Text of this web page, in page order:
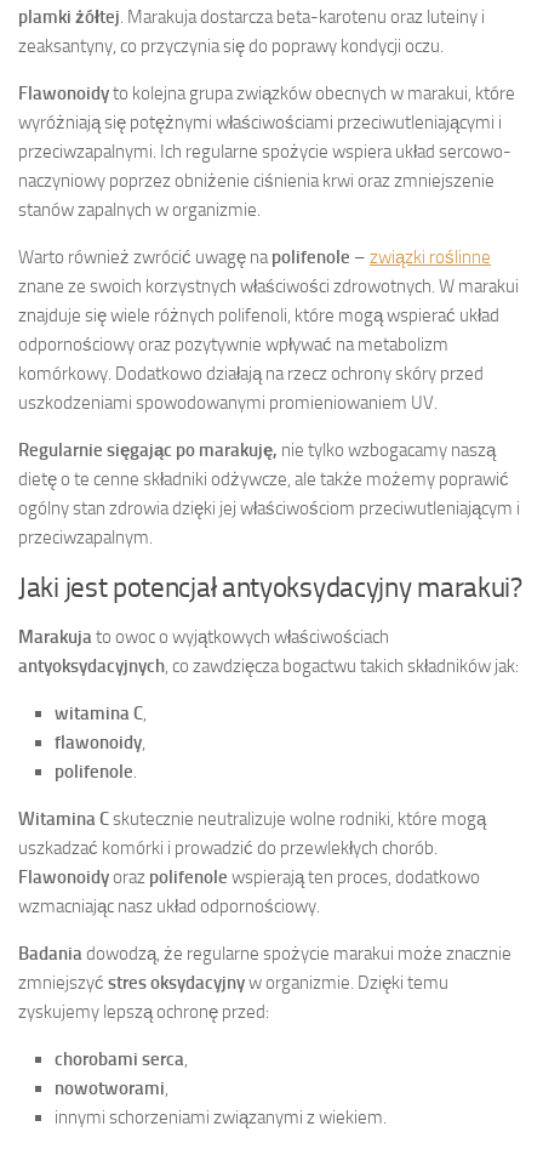
plamki żółtej. Marakuja dostarcza beta-karotenu oraz luteiny i
zeaksantyny, co przyczynia się do poprawy kondycji oczu.
Flawonoidyto kolejna grupa związków obecnych w marakui, które
wyróżniają się potężnymi właściwościami przeciwutleniającymi i
przeciwzapalnymi. Ich regularne spożycie wspiera układ sercowo-
naczyniowy poprzez obniżenie ciśnienia krwi oraz zmniejszenie
stanów zapalnych w organizmie.
Warto również zwrócić uwagę napolifenole – związki roślinne
znane ze swoich korzystnych właściwości zdrowotnych. W marakui
znajduje się wiele różnych polifenoli, które mogą wspierać układ
odpornościowy oraz pozytywnie wpływać na metabolizm
komórkowy. Dodatkowo działają na rzecz ochrony skóry przed
uszkodzeniami spowodowanymi promieniowaniem UV.
Regularnie sięgając po marakuję, nie tylko wzbogacamy naszą
dietę o te cenne składniki odżywcze, ale także możemy poprawić
ogólny stan zdrowia dzięki jej właściwościom przeciwutleniającym i
przeciwzapalnym.
Jaki jest potencjał antyoksydacyjny marakui?
Marakujato owoc o wyjątkowych właściwościach
antyoksydacyjnych, co zawdzięcza bogactwu takich składników jak:
witamina C,
flawonoidy,
polifenole.
Witamina Cskutecznie neutralizuje wolne rodniki, które mogą
uszkadzać komórki i prowadzić do przewlekłych chorób.
Flawonoidyoraz polifenole wspierają ten proces, dodatkowo
wzmacniając nasz układ odpornościowy.
Badaniadowodzą, że regularne spożycie marakui może znacznie
zmniejszyć stres oksydacyjnyw organizmie. Dzięki temu
zyskujemy lepszą ochronę przed:
chorobami serca,
nowotworami,
innymi schorzeniami związanymi z wiekiem.